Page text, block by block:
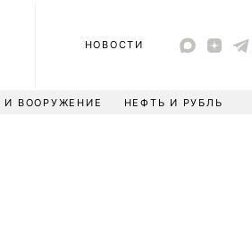
НОВОСТИ
И ВООРУЖЕНИЕ НЕФТЬ И РУБЛЬ